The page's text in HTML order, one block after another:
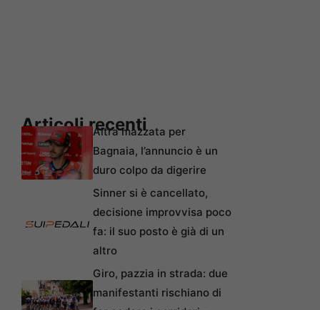
Articoli recenti
Altra mazzata per
Bagnaia, l’annuncio è un
duro colpo da digerire
Sinner si è cancellato,
decisione improvvisa poco
fa: il suo posto è già di un
altro
Giro, pazzia in strada: due
manifestanti rischiano di